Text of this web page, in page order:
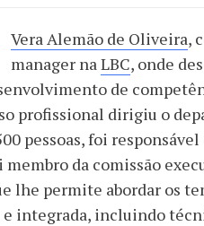
Vera Alemão de Oliveira,
manager naLBC, onde
de
profissional dirigiu o
pessoas, foi
da comissão
lhe permite abordar os
integrada, incluindo